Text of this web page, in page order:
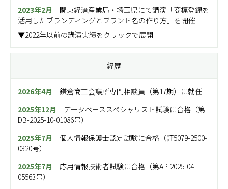
2023年2月
関東経済産業局 ・埼玉県にて講演「商標登録を
活用したブランディングとブランド名の作り方」を開催
▼2022年以前の講演実績をクリックで展開
経歴
2026年4月 鎌倉商工会議所専門相談員（第17期）に就任
2025年12月 データベーススペシャリスト試験に合格（第
DB-2025-10-01086号）
2025年7月 個人情報保護士認定試験に合格（証5079-2500-
0320号）
2025年7月 応用情報技術者試験に合格（第AP-2025-04-
05563号）